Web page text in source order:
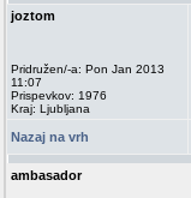
joztom
Pridružen/-a: Pon Jan 2013
11:07
Prispevkov: 1976
Kraj: Ljubljana
Nazaj na vrh
ambasador